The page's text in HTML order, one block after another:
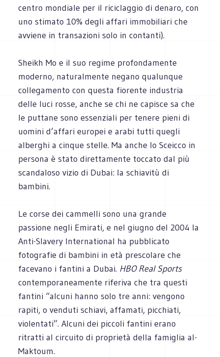
centro mondiale per il riciclaggio di denaro, con
uno stimato 10% degli affari immobiliari che
avviene in transazioni solo in contanti).
Sheikh Mo e il suo regime profondamente
moderno, naturalmente negano qualunque
collegamento con questa fiorente industria
delle luci rosse, anche se chi ne capisce sa che
le puttane sono essenziali per tenere pieni di
uomini d’affari europei e arabi tutti quegli
alberghi a cinque stelle. Ma anche lo Sceicco in
persona è stato direttamente toccato dal più
scandaloso vizio di Dubai: la schiavitù di
bambini.
Le corse dei cammelli sono una grande
passione negli Emirati, e nel giugno del 2004 la
Anti-Slavery International ha pubblicato
fotografie di bambini in età prescolare che
facevano i fantini a Dubai. HBO Real Sports
contemporaneamente riferiva che tra questi
fantini “alcuni hanno solo tre anni: vengono
rapiti, o venduti schiavi, affamati, picchiati,
violentati”. Alcuni dei piccoli fantini erano
ritratti al circuito di proprietà della famiglia al-
Maktoum.